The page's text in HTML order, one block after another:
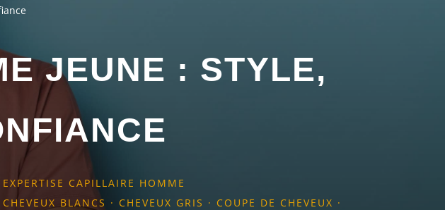
JEUNE : STYLE,
EXPERTISE CAPILLAIRE HOMME
CHEVEUX BLANCS · CHEVEUX GRIS · COUPE DE CHEVEUX ·